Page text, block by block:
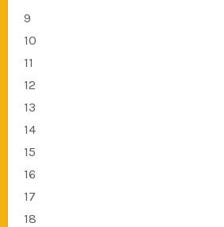
9
10
11
12
13
14
15
16
17
18